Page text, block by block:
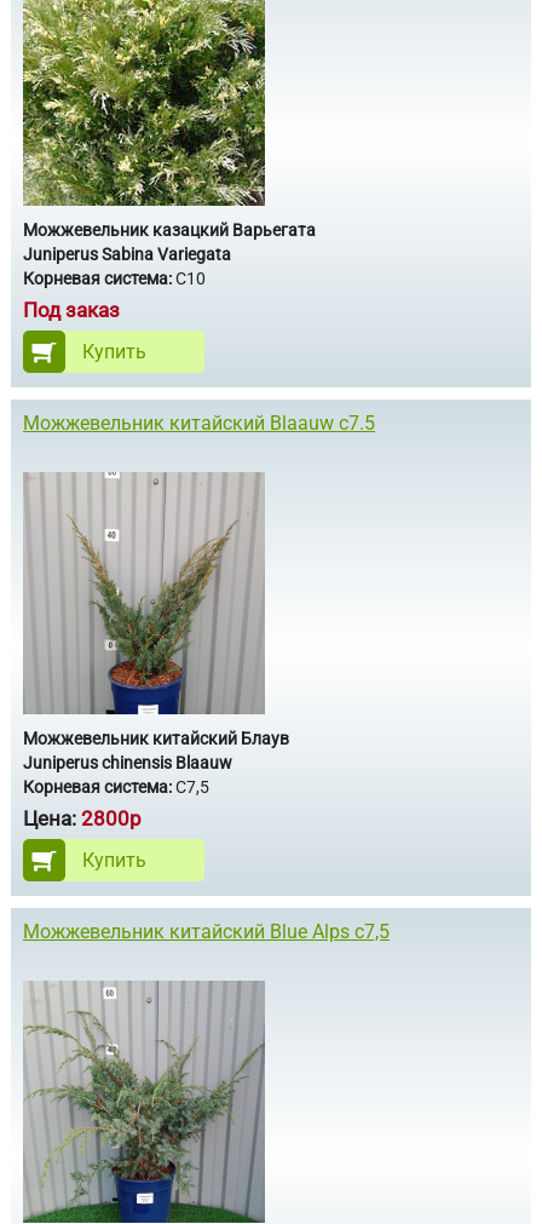
Можжевельник казацкий Варьегата
Juniperus Sabina Variegata
Корневая система:С10
Под заказ
Купить
Можжевельник китайский Blaauw с7.5
Можжевельник китайский Блаув
Juniperus chinensis Blaauw
Корневая система:С7,5
Цена: 2800р
Купить
Можжевельник китайский Blue Alps с7,5